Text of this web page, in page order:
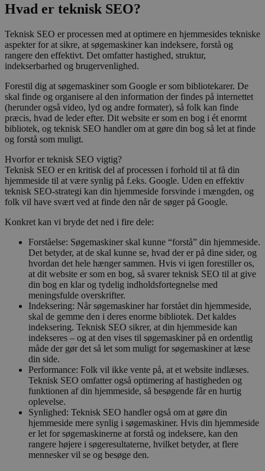
Hvad er teknisk SEO?
Teknisk SEO er processen med at optimere en hjemmesides tekniske
aspekter for at sikre, at søgemaskiner kan indeksere, forstå og
rangere den effektivt. Det omfatter hastighed, struktur,
indekserbarhed og brugervenlighed.
Forestil dig at søgemaskiner som Google er som bibliotekarer. De
skal finde og organisere al den information der findes på internettet
(herunder også video, lyd og andre formater), så folk kan finde
præcis, hvad de leder efter. Dit website er som en bog i ét enormt
bibliotek, og teknisk SEO handler om at gøre din bog så let at finde
og forstå som muligt.
Hvorfor er teknisk SEO vigtig?
Teknisk SEO er en kritisk del af processen i forhold til at få din
hjemmeside til at være synlig på f.eks. Google. Uden en effektiv
teknisk SEO-strategi kan din hjemmeside forsvinde i mængden, og
folk vil have svært ved at finde den når de søger på Google.
Konkret kan vi bryde det ned i fire dele:
Forståelse: Søgemaskiner skal kunne “forstå” din hjemmeside.
Det betyder, at de skal kunne se, hvad der er på dine sider, og
hvordan det hele hænger sammen. Hvis vi igen forestiller os,
at dit website er som en bog, så svarer teknisk SEO til at give
din bog en klar og tydelig indholdsfortegnelse med
meningsfulde overskrifter.
Indeksering: Når søgemaskiner har forstået din hjemmeside,
skal de gemme den i deres enorme bibliotek. Det kaldes
indeksering. Teknisk SEO sikrer, at din hjemmeside kan
indekseres – og at den vises til søgemaskiner på en ordentlig
måde der gør det så let som muligt for søgemaskiner at læse
din side.
Performance: Folk vil ikke vente på, at et website indlæses.
Teknisk SEO omfatter også optimering af hastigheden og
funktionen af din hjemmeside, så besøgende får en hurtig
oplevelse.
Synlighed: Teknisk SEO handler også om at gøre din
hjemmeside mere synlig i søgemaskiner. Hvis din hjemmeside
er let for søgemaskinerne at forstå og indeksere, kan den
rangere højere i søgeresultaterne, hvilket betyder, at flere
mennesker vil se og besøge den.